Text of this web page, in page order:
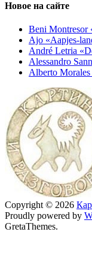
Новое на сайте
Beni Montresor
Ajo «Aapjes-
André Letria
Alessandro
Alberto
Copyright © 2026
Proudly powered by
GretaThemes.